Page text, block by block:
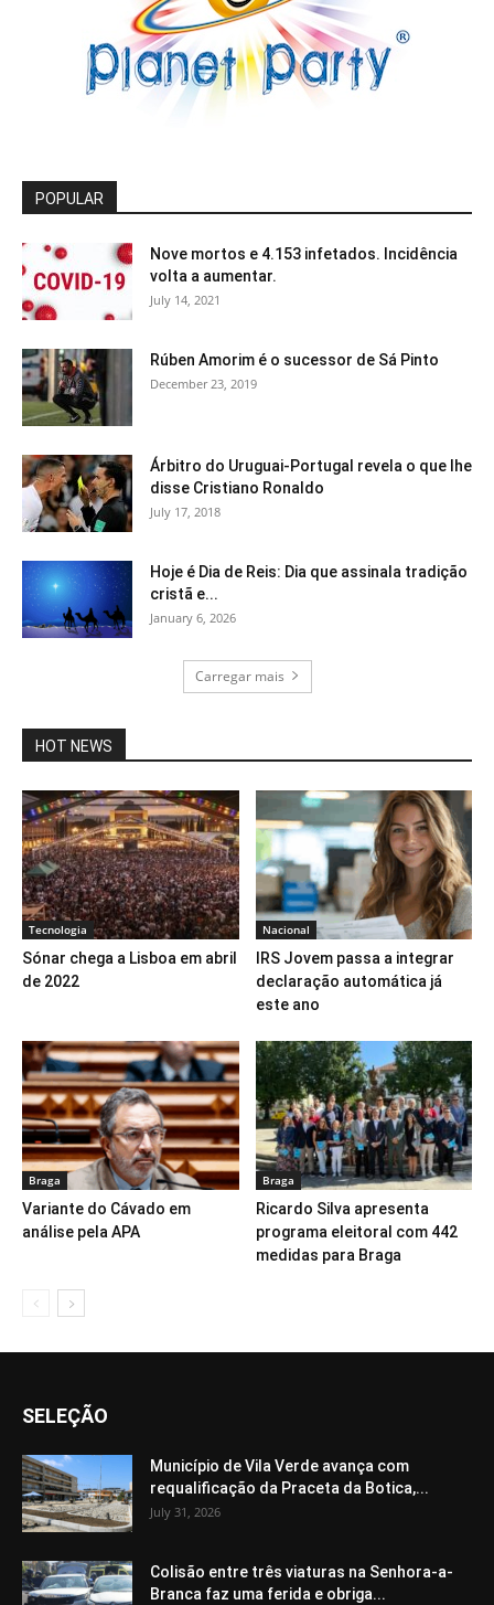
POPULAR
Nove mortos e 4.153 infetados. Incidência
volta a aumentar.
July 14, 2021
Rúben Amorim é o sucessor de Sá Pinto
December 23, 2019
Árbitro do Uruguai-Portugal revela o que lhe
disse Cristiano Ronaldo
July 17, 2018
Hoje é Dia de Reis: Dia que assinala tradição
cristã e...
January 6, 2026
Carregar mais
HOT NEWS
Tecnologia
Sónar chega a Lisboa em abril
de 2022
Nacional
IRS Jovem passa a integrar
declaração automática já
este ano
Braga
Variante do Cávado em
análise pela APA
Braga
Ricardo Silva apresenta
programa eleitoral com 442
medidas para Braga
SELEÇÃO
Município de Vila Verde avança com
requalificação da Praceta da Botica,...
July 31, 2026
Colisão entre três viaturas na Senhora-a-
Branca faz uma ferida e obriga...